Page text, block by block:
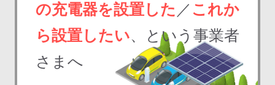
の充電器を設置した ／ これか
ら設置したい、という事業者
さまへ